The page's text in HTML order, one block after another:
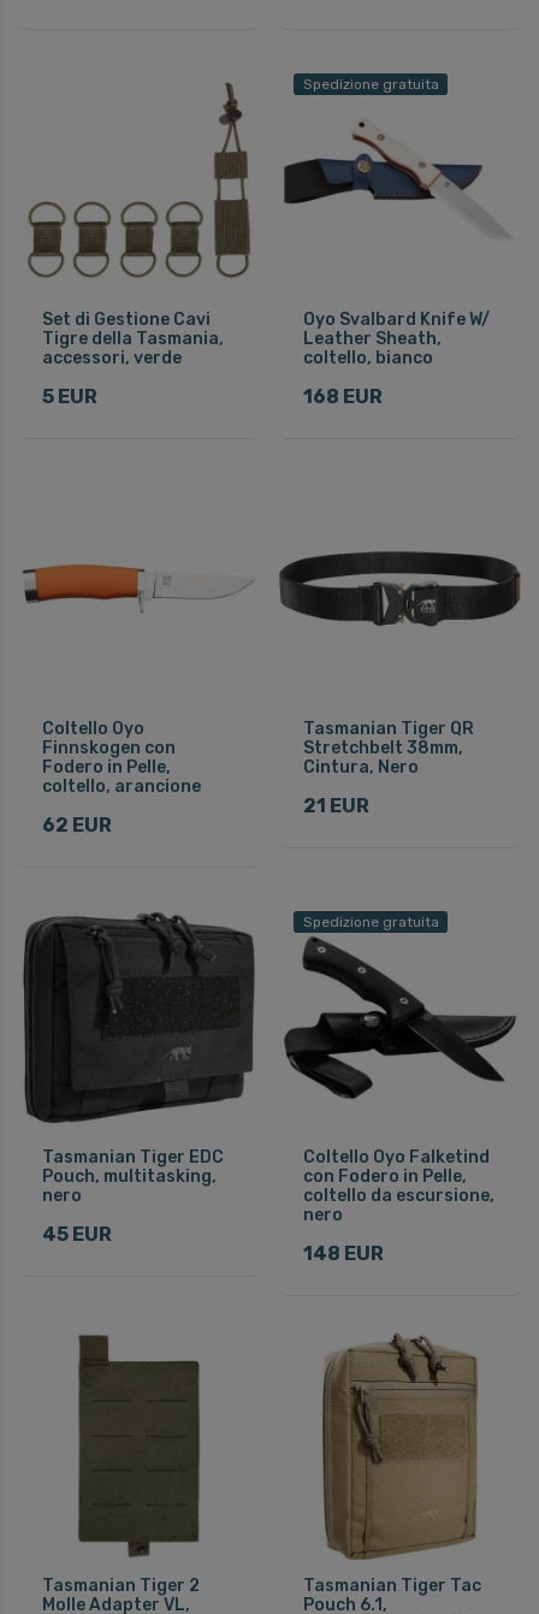
Set di Gestione Cavi
Tigre della Tasmania,
accessori, verde
5 EUR
Spedizione gratuita
Oyo Svalbard Knife W/
Leather Sheath,
coltello, bianco
168 EUR
Coltello Oyo
Finnskogen con
Fodero in Pelle,
coltello, arancione
62 EUR
Tasmanian Tiger QR
Stretchbelt 38mm,
Cintura, Nero
21 EUR
Tasmanian Tiger EDC
Pouch, multitasking,
nero
45 EUR
Spedizione gratuita
Coltello Oyo Falketind
con Fodero in Pelle,
coltello da escursione,
nero
148 EUR
Tasmanian Tiger 2
Molle Adapter VL,
Tasmanian Tiger Tac
Pouch 6.1,